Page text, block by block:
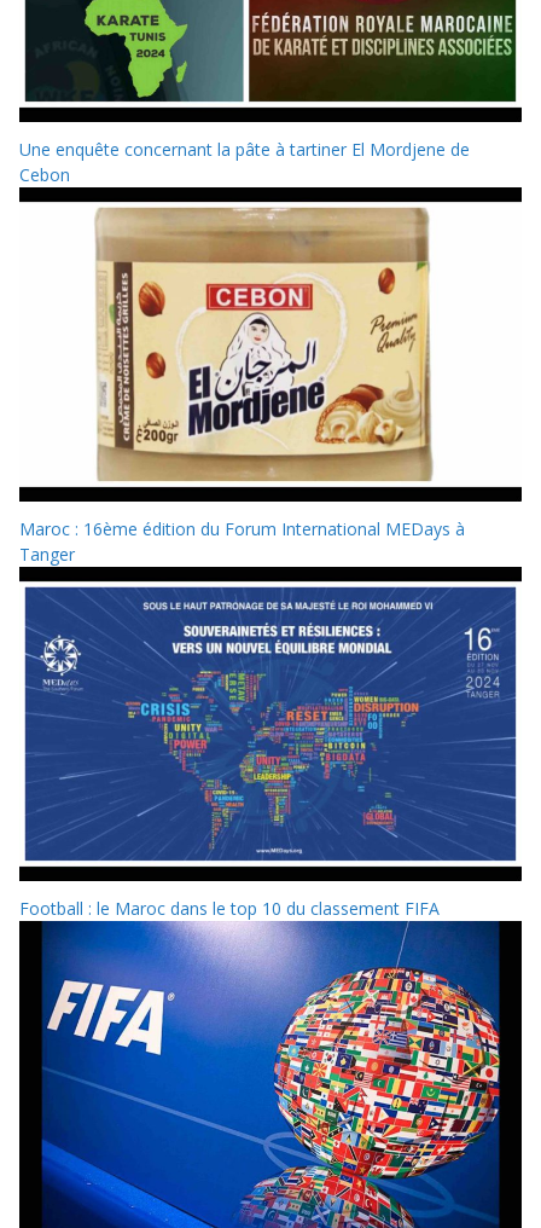
Une enquête concernant la pâte à tartiner El Mordjene de
Cebon
Maroc : 16ème édition du Forum International MEDays à
Tanger
Football : le Maroc dans le top 10 du classement FIFA